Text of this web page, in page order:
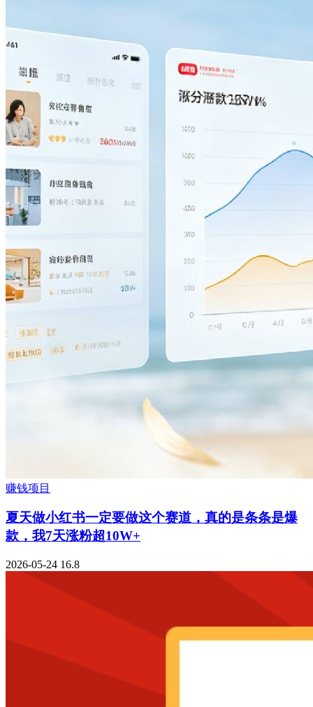
赚钱项目
夏天做小红书一定要做这个赛道，真的是条条是爆
款，我7天涨粉超10W+
2026-05-24 16.8